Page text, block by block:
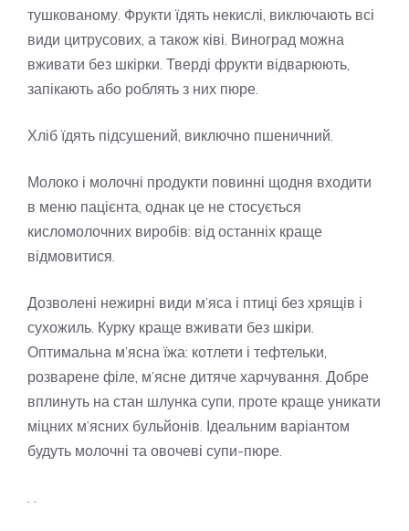
тушкованому. Фрукти їдять некислі, виключають всі
види цитрусових, а також ківі. Виноград можна
вживати без шкірки. Тверді фрукти відварюють,
запікають або роблять з них пюре.
Хліб їдять підсушений, виключно пшеничний.
Молоко і молочні продукти повинні щодня входити
в меню пацієнта, однак це не стосується
кисломолочних виробів: від останніх краще
відмовитися.
Дозволені нежирні види м’яса і птиці без хрящів і
сухожиль. Курку краще вживати без шкіри.
Оптимальна м’ясна їжа: котлети і тефтельки,
розварене філе, м’ясне дитяче харчування. Добре
вплинуть на стан шлунка супи, проте краще уникати
міцних м’ясних бульйонів. Ідеальним варіантом
будуть молочні та овочеві супи-пюре.